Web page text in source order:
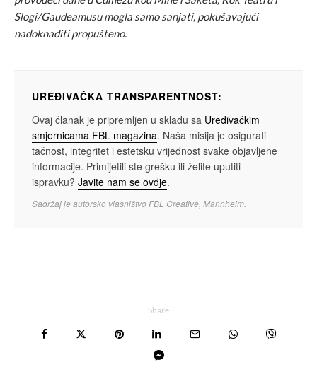
Slogi/Gaudeamusu mogla samo sanjati, pokušavajući
nadoknaditi propušteno.
UREĐIVAČKA TRANSPARENTNOST:
Ovaj članak je pripremljen u skladu sa Uređivačkim
smjernicama FBL magazina. Naša misija je osigurati
tačnost, integritet i estetsku vrijednost svake objavljene
informacije. Primijetili ste grešku ili želite uputiti
ispravku? Javite nam se ovdje.
Sadržaj je autorsko vlasništvo FBL Creative, Mannheim.
Share